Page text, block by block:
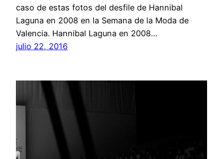
caso de estas fotos del desfile de Hannibal
Laguna en 2008 en la Semana de la Moda de
Valencia. Hannibal Laguna en 2008…
julio 22, 2016